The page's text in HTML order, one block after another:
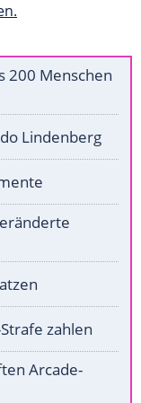
200 Menschen
Lindenberg
zahlen
Arcade-